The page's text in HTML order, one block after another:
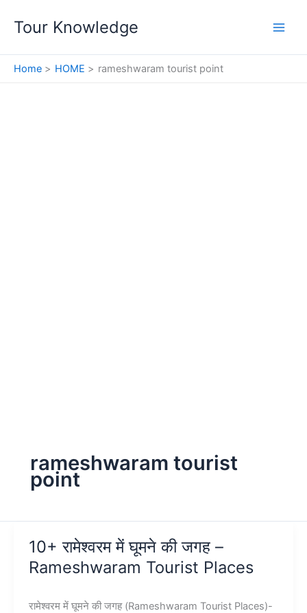
Tour Knowledge
Home HOME rameshwaram tourist point
rameshwaram tourist
point
10+ रामेश्वरम में घूमने की जगह –
Rameshwaram Tourist Places
रामेश्वरम में घूमने की जगह (Rameshwaram Tourist Places)-